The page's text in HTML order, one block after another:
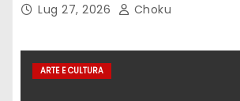
Lug 27, 2026 Choku
ARTE E CULTURA